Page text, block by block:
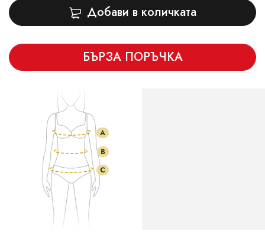
Добави в количката
БЪРЗА ПОРЪЧКА